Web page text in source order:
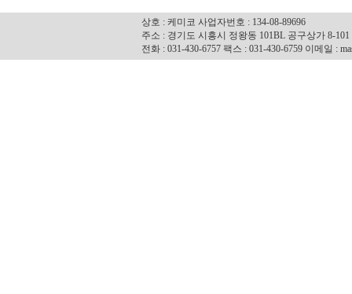
상호 : 케미코 사업자번호 : 134-08-89696
주소 : 경기도 시흥시 정왕동 101BL 공구상가 8-101
전화 : 031-430-6757 팩스 : 031-430-6759 이메일 :